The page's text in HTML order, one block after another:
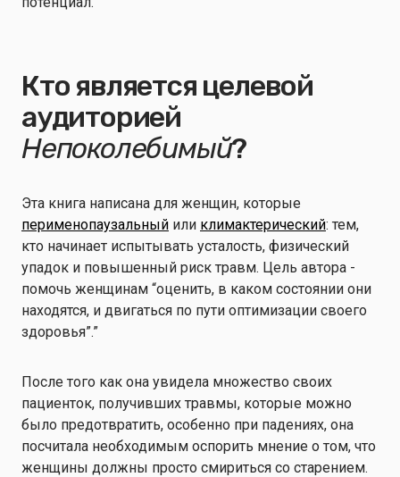
Кто является целевой
аудиторией
Непоколебимый?
Эта книга написана для женщин, которые
перименопаузальный или климактерический: тем,
кто начинает испытывать усталость, физический
упадок и повышенный риск травм. Цель автора -
помочь женщинам “оценить, в каком состоянии они
находятся, и двигаться по пути оптимизации своего
здоровья”.”
После того как она увидела множество своих
пациенток, получивших травмы, которые можно
было предотвратить, особенно при падениях, она
посчитала необходимым оспорить мнение о том, что
женщины должны просто смириться со старением.